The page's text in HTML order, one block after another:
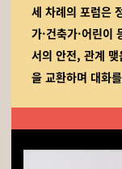
세 차례의 포럼은
가·건축가·어린이
서의 안전, 관계
을 교환하며 대화